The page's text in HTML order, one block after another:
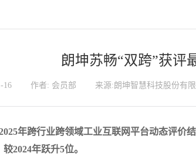
朗坤苏畅“双跨”获评
16 作者: 会员部 来源:朗坤智慧科技股份有
年跨行业跨领域工业互联网平台动态评价
2024年跃升5位。